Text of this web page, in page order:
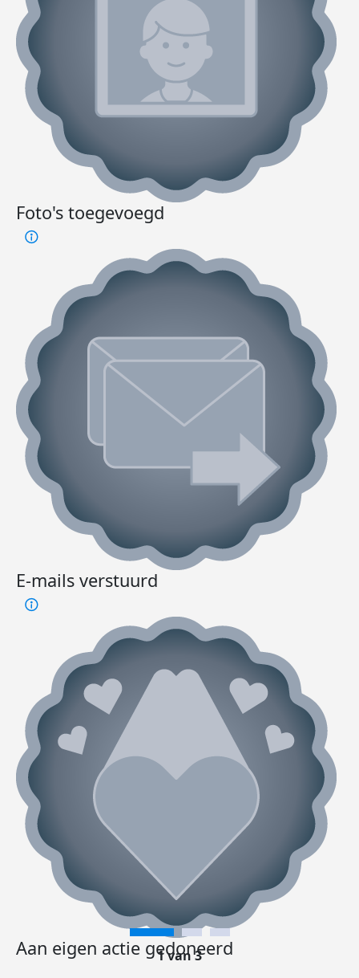
Foto's toegevoegd
E-mails verstuurd
Aan eigen actie gedoneerd
1 van 3